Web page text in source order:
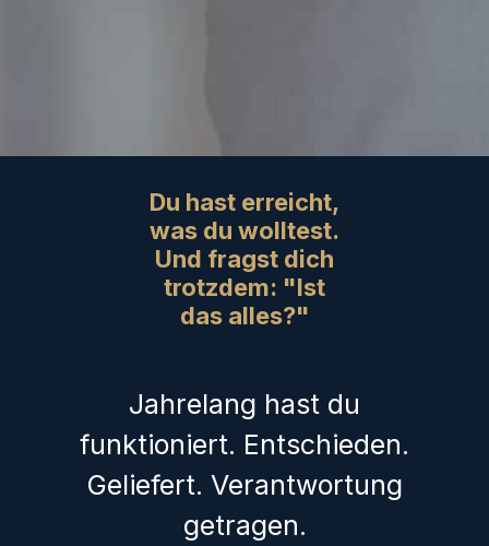
Du hast erreicht,
was du wolltest.
Und fragst dich
trotzdem: "Ist
das alles?"
Jahrelang hast du
funktioniert. Entschieden.
Geliefert. Verantwortung
getragen.